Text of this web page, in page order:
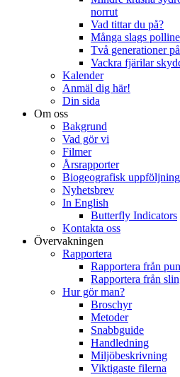
norrut
Vad tittar du på?
Många slags
Två generationer
Vackra fjärilar
Kalender
Anmäl dig här!
Din sida
Om oss
Bakgrund
Vad gör vi
Filmer
Årsrapporter
Biogeografisk uppföljning
Nyhetsbrev
In English
Butterfly Indicators
Kontakta oss
Övervakningen
Rapportera
Rapportera från
Rapportera från
Hur gör man?
Broschyr
Metoder
Snabbguide
Handledning
Miljöbeskrivning
Viktigaste filerna